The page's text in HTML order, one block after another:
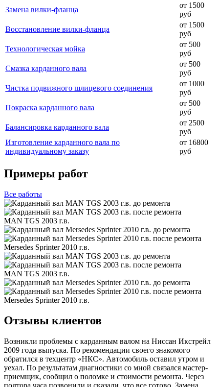
Замена вилки-фланца
от 1500
руб
Восстановление вилки-фланца
от 1500
руб
Технологическая мойка
от 500
руб
Смазка карданного вала
от 500
руб
Чистка подвижного шлицевого соединения
от 1000
руб
Покраска карданного вала
от 500
руб
Балансировка карданного вала
от 2500
руб
Изготовление карданного вала по
индивидуальному заказу
от 16800
руб
Примеры работ
Все работы
MAN TGS 2003 г.в.
Mersedes Sprinter 2010 г.в.
MAN TGS 2003 г.в.
Mersedes Sprinter 2010 г.в.
Отзывы клиентов
Возникли проблемы с карданным валом на Ниссан Икстрейл
2009 года выпуска. По рекомендации своего знакомого
обратился в техцентр «НКС». Автомобиль оставил утром и
уехал. По результатам диагностики со мной связался мастер-
приемщик, сообщил о поломке и стоимости ремонта. Через